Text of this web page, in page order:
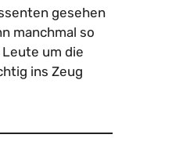
gesehen
manchmal so
um die
ins Zeug